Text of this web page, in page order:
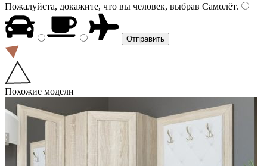
Пожалуйста, докажите, что вы человек, выбрав Самолёт.
Похожие модели